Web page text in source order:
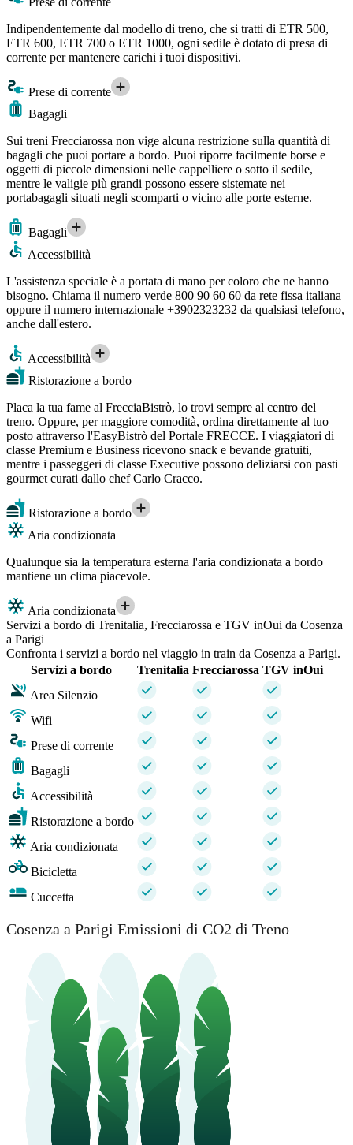
Indipendentemente dal modello di treno, che si tratti di ETR 500,
ETR 600, ETR 700 o ETR 1000, ogni sedile è dotato di presa di
corrente per mantenere carichi i tuoi dispositivi.
Prese di corrente
Bagagli
Sui treni Frecciarossa non vige alcuna restrizione sulla quantità di
bagagli che puoi portare a bordo. Puoi riporre facilmente borse e
oggetti di piccole dimensioni nelle cappelliere o sotto il sedile,
mentre le valigie più grandi possono essere sistemate nei
portabagagli situati negli scomparti o vicino alle porte esterne.
Bagagli
Accessibilità
L'assistenza speciale è a portata di mano per coloro che ne hanno
bisogno. Chiama il numero verde 800 90 60 60 da rete fissa italiana
oppure il numero internazionale +3902323232 da qualsiasi telefono,
anche dall'estero.
Accessibilità
Ristorazione a bordo
Placa la tua fame al FrecciaBistrò, lo trovi sempre al centro del
treno. Oppure, per maggiore comodità, ordina direttamente al tuo
posto attraverso l'EasyBistrò del Portale FRECCE. I viaggiatori di
classe Premium e Business ricevono snack e bevande gratuiti,
mentre i passeggeri di classe Executive possono deliziarsi con pasti
gourmet curati dallo chef Carlo Cracco.
Ristorazione a bordo
Aria condizionata
Qualunque sia la temperatura esterna l'aria condizionata a bordo
mantiene un clima piacevole.
Aria condizionata
Servizi a bordo di Trenitalia, Frecciarossa e TGV inOui da Cosenza
a Parigi
Confronta i servizi a bordo nel viaggio in train da Cosenza a Parigi.
Servizi a bordo
Trenitalia Frecciarossa TGV inOui
Area Silenzio
Wifi
Prese di corrente
Bagagli
Accessibilità
Ristorazione a bordo
Aria condizionata
Bicicletta
Cuccetta
Cosenza a Parigi Emissioni di CO2 di Treno